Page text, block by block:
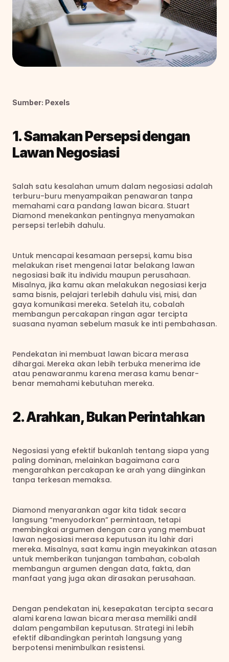
Sumber: Pexels
1. Samakan Persepsi dengan
Lawan Negosiasi
Salah satu kesalahan umum dalam negosiasi adalah
terburu-buru menyampaikan penawaran tanpa
memahami cara pandang lawan bicara. Stuart
Diamond menekankan pentingnya menyamakan
persepsi terlebih dahulu.
Untuk mencapai kesamaan persepsi, kamu bisa
melakukan riset mengenai latar belakang lawan
negosiasi baik itu individu maupun perusahaan.
Misalnya, jika kamu akan melakukan negosiasi kerja
sama bisnis, pelajari terlebih dahulu visi, misi, dan
gaya komunikasi mereka. Setelah itu, cobalah
membangun percakapan ringan agar tercipta
suasana nyaman sebelum masuk ke inti pembahasan.
Pendekatan ini membuat lawan bicara merasa
dihargai. Mereka akan lebih terbuka menerima ide
atau penawaranmu karena merasa kamu benar-
benar memahami kebutuhan mereka.
2. Arahkan, Bukan Perintahkan
Negosiasi yang efektif bukanlah tentang siapa yang
paling dominan, melainkan bagaimana cara
mengarahkan percakapan ke arah yang diinginkan
tanpa terkesan memaksa.
Diamond menyarankan agar kita tidak secara
langsung “menyodorkan” permintaan, tetapi
membingkai argumen dengan cara yang membuat
lawan negosiasi merasa keputusan itu lahir dari
mereka. Misalnya, saat kamu ingin meyakinkan atasan
untuk memberikan tunjangan tambahan, cobalah
membangun argumen dengan data, fakta, dan
manfaat yang juga akan dirasakan perusahaan.
Dengan pendekatan ini, kesepakatan tercipta secara
alami karena lawan bicara merasa memiliki andil
dalam pengambilan keputusan. Strategi ini lebih
efektif dibandingkan perintah langsung yang
berpotensi menimbulkan resistensi.